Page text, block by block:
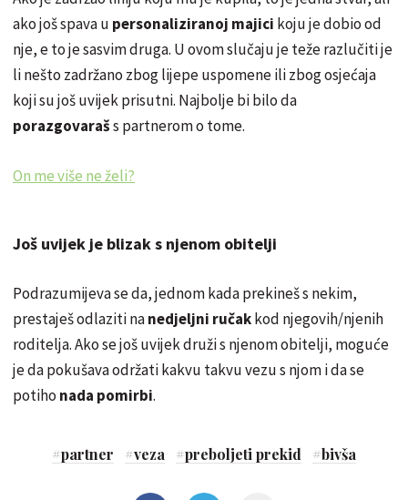
ako još spava u personaliziranoj majici koju je dobio od
nje, e to je sasvim druga. U ovom slučaju je teže razlučiti je
li nešto zadržano zbog lijepe uspomene ili zbog osjećaja
koji su još uvijek prisutni. Najbolje bi bilo da
porazgovarašs partnerom o tome.
On me više ne želi?
Još uvijek je blizak s njenom obitelji
Podrazumijeva se da, jednom kada prekineš s nekim,
prestaješ odlaziti nanedjeljni ručakkod njegovih/njenih
roditelja. Ako se još uvijek druži s njenom obitelji, moguće
je da pokušava održati kakvu takvu vezu s njom i da se
potiho nada pomirbi.
#partner #veza #preboljeti prekid #bivša